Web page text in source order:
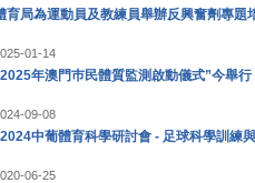
育局為運動員及教練員舉辦反興奮劑專題
01-14
年澳門巿民體質監測啟動儀式”今舉行
09-08
中葡體育科學研討會 - 足球科學訓練
06-25